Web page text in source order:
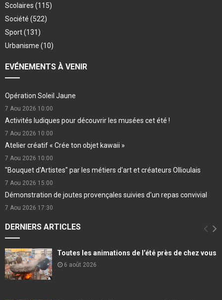
Scolaires (115)
Société (522)
Sport(131)
Urbanisme (10)
EVÉNEMENTS À VENIR
Opération Soleil Jaune
7 Aou 2026 10:00
Activités ludiques pour découvrir les musées cet été !
7 Aou 2026 10:00
Atelier créatif « Crée ton objet kawaii »
7 Aou 2026 10:00
"Bouquet d'Artistes" par les métiers d'art et créateurs Ollioulais
7 Aou 2026 15:00
Démonstration de joutes provençales suivies d'un repas convivial
7 Aou 2026 17:30
DERNIERS ARTICLES
Toutes les animations de l’été près de chez vous
6 août 2026